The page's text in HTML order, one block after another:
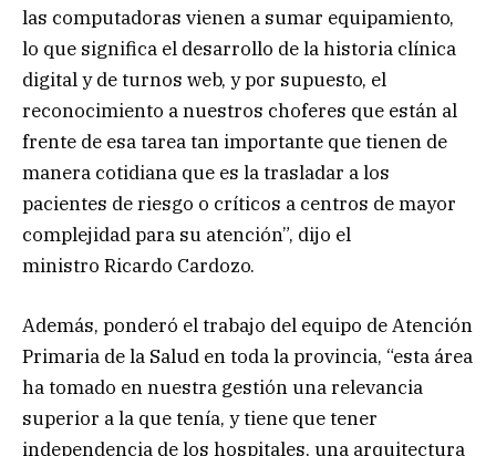
las computadoras vienen a sumar equipamiento,
lo que significa el desarrollo de la historia clínica
digital y de turnos web, y por supuesto, el
reconocimiento a nuestros choferes que están al
frente de esa tarea tan importante que tienen de
manera cotidiana que es la trasladar a los
pacientes de riesgo o críticos a centros de mayor
complejidad para su atención”, dijo el
ministro Ricardo Cardozo.
Además, ponderó el trabajo del equipo de Atención
Primaria de la Salud en toda la provincia, “esta área
ha tomado en nuestra gestión una relevancia
superior a la que tenía, y tiene que tener
independencia de los hospitales, una arquitectura